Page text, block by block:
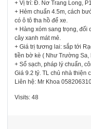
+ Vị trí: Đ. Nơ Trang Long,
+ Hẻm chuẩn 4.5m, cách
có ô tô tha hồ để xe.
+ Hàng xóm sang trọng, đối
cây xanh mát mẻ.
+ Giá trị tương lai: sắp tới
tiền bờ kè ( Như Trường Sa,
+ Sổ sạch, pháp lý chuẩn,
Giá 9.2 tỷ. TL chủ nhà thiện
Liên hệ: Mr Khoa
Visits: 48